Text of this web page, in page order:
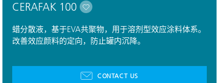
CERAFAK 100
蜡分散液，基于EVA共聚物，用于溶剂型效应涂料体系。
改善效应颜料的定向，防止罐内沉降。
CONTACT US